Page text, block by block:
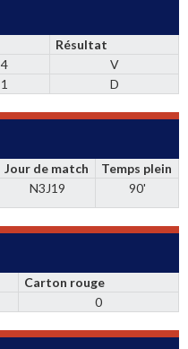
Résultat
4
V
1 D
Jour de match
Temps plein
N3J19 90'
Carton rouge
0